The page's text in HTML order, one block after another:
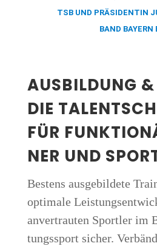
TSB UND PRÄ­SI­DEN­TIN
BAND BAY­ERN
AUS­BIL­DUNG &
DIE
FÜR
NER UND
Bes­tens aus­ge­bil­de­te
opti­ma­le
anver­trau­ten Sport­ler im
tungs­sport sicher.